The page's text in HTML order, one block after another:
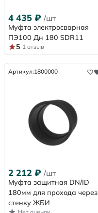
4 435 ₽ /шт
Муфта электросварная
ПЭ100 Дн 180 SDR11
5 1 отзыв
Артикул:1800000
2 212 ₽ /шт
Муфта защитная DN/ID
180мм для прохода через
стенку ЖБИ